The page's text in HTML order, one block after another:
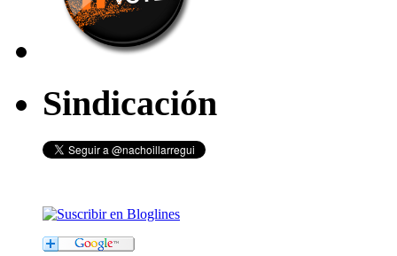
Sindicación